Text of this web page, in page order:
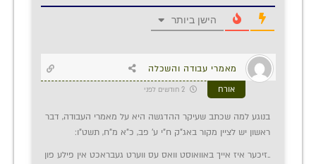
הישן ביותר
מאמרי עבודה והשכלה
אורח
בנוגע למה שכתב שעיקר ההדגשה היא על מאמרי העבודה, דבר
ראשון יש לציין מקור באג"ק ח"י ע' פב, כ"א מ"ח, תשט"ו:
..זיכער איז אייך באוואוסט וואס עס ווערט געבראכט אין פילע פון